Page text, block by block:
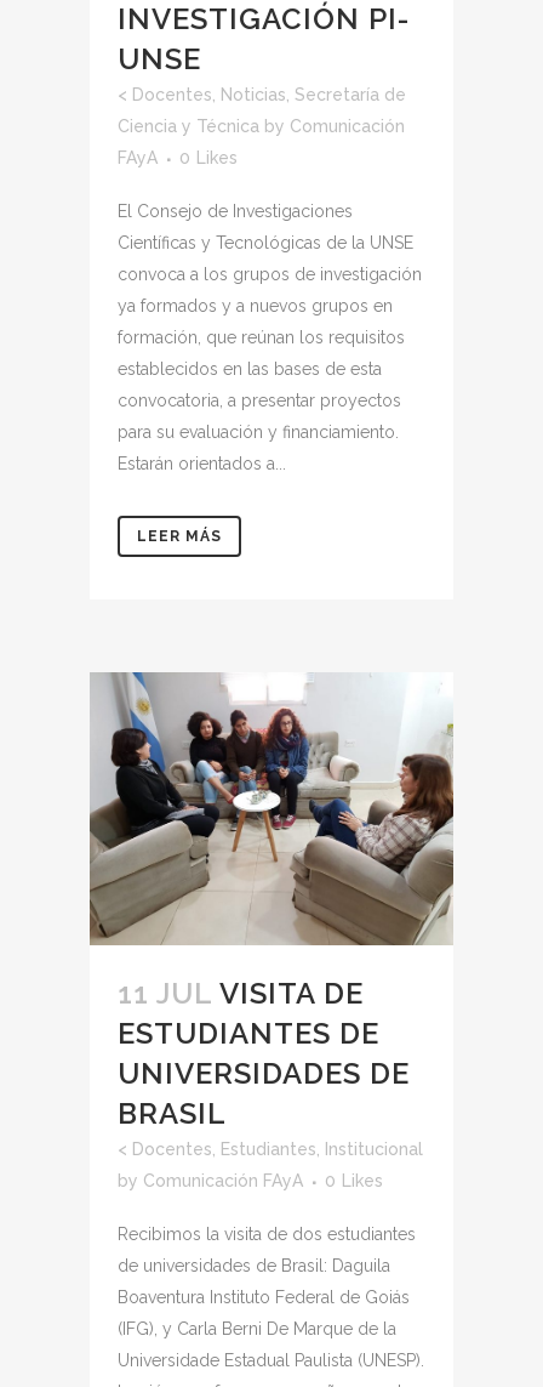
INVESTIGACIÓN PI-
UNSE
< Docentes Noticias Secretaría de
Ciencia y Técnica by Comunicación
FAyA
0 Likes
El Consejo de Investigaciones
Científicas y Tecnológicas de la UNSE
convoca a los grupos de investigación
ya formados y a nuevos grupos en
formación, que reúnan los requisitos
establecidos en las bases de esta
convocatoria, a presentar proyectos
para su evaluación y financiamiento.
Estarán orientados a...
LEER MÁS
11 JUL VISITA DE
ESTUDIANTES DE
UNIVERSIDADES DE
BRASIL
< Docentes Estudiantes
Institucional
by Comunicación FAyA 0 Likes
Recibimos la visita de dos estudiantes
de universidades de Brasil: Daguila
Boaventura Instituto Federal de Goiás
(IFG), y Carla Berni De Marque de la
Universidade Estadual Paulista (UNESP).